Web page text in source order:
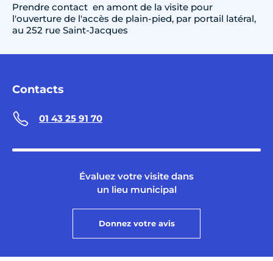
Prendre contact en amont de la visite pour
l'ouverture de l'accès de plain-pied, par portail latéral,
au 252 rue Saint-Jacques
Contacts
01 43 25 91 70
Évaluez votre visite dans
un lieu municipal
Donnez votre avis